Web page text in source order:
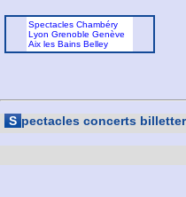
Spectacles Chambéry
Lyon Grenoble Genève
Aix les Bains Belley
S pectacles concerts